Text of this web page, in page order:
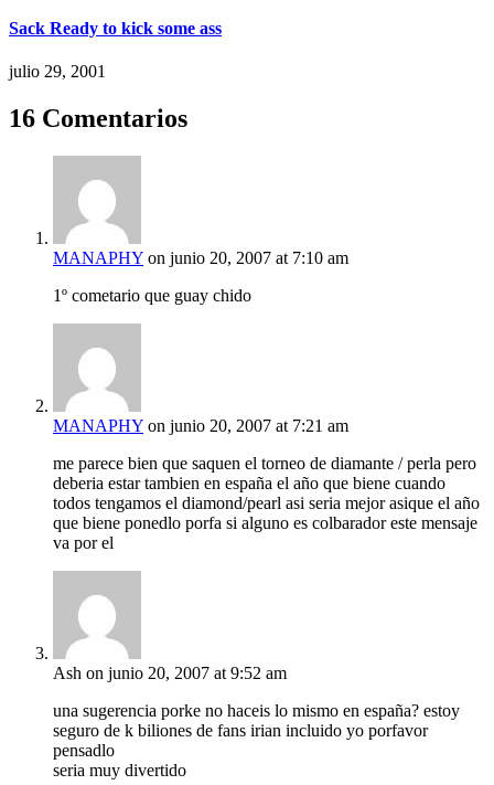
Sack Ready to kick some ass
julio 29, 2001
16 Comentarios
MANAPHY on junio 20, 2007 at 7:10 am
1º cometario que guay chido
MANAPHY on junio 20, 2007 at 7:21 am
me parece bien que saquen el torneo de diamante / perla pero
deberia estar tambien en españa el año que biene cuando
todos tengamos el diamond/pearl asi seria mejor asique el año
que biene ponedlo porfa si alguno es colbarador este mensaje
va por el
Ash on junio 20, 2007 at 9:52 am
una sugerencia porke no haceis lo mismo en españa? estoy
seguro de k biliones de fans irian incluido yo porfavor
pensadlo
seria muy divertido